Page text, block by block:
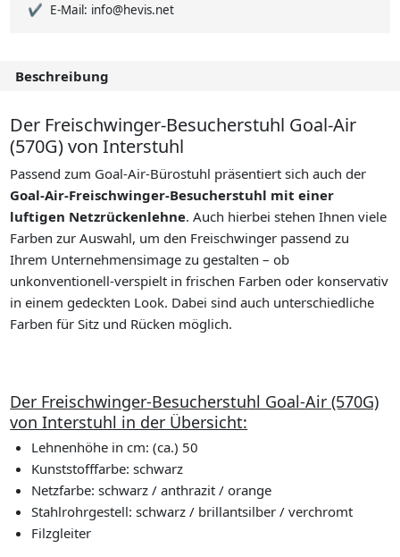
E-Mail: info@hevis.net
Beschreibung
Der Freischwinger-Besucherstuhl Goal-Air
(570G) von Interstuhl
Passend zum Goal-Air-Bürostuhl präsentiert sich auch der
Goal-Air-Freischwinger-Besucherstuhl mit einer
luftigen Netzrückenlehne. Auch hierbei stehen Ihnen viele
Farben zur Auswahl, um den Freischwinger passend zu
Ihrem Unternehmensimage zu gestalten – ob
unkonventionell-verspielt in frischen Farben oder konservativ
in einem gedeckten Look. Dabei sind auch unterschiedliche
Farben für Sitz und Rücken möglich.
Der Freischwinger-Besucherstuhl Goal-Air (570G)
von Interstuhl in der Übersicht:
Lehnenhöhe in cm: (ca.) 50
Kunststofffarbe: schwarz
Netzfarbe: schwarz / anthrazit / orange
Stahlrohrgestell: schwarz / brillantsilber / verchromt
Filzgleiter